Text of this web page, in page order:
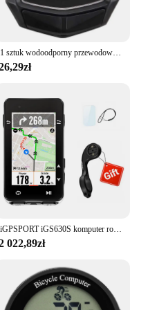
1 sztuk wodoodporny przewodowy cyfrowy rower jazdy prędkościomierz przebieg rowerów jazda na rowerze prędkość licznik kod tabeli akcesoria rowerowe
iGPSPORT iGS630S komputer rowerowy GPS jazda na rowerze bezprzewodowy prędkościomierz Smart Climb Pro planowanie licznik rowerowy trening rowerowy w pomieszczeniach
022,89zł